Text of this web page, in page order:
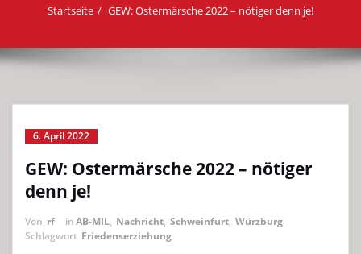
Startseite GEW: Ostermärsche 2022 – nötiger denn je!
6. April 2022
GEW: Ostermärsche 2022 – nötiger
denn je!
Von rf inAB-MIL, Nachricht, Schweinfurt, Würzburg
Schlagwort Friedenserziehung